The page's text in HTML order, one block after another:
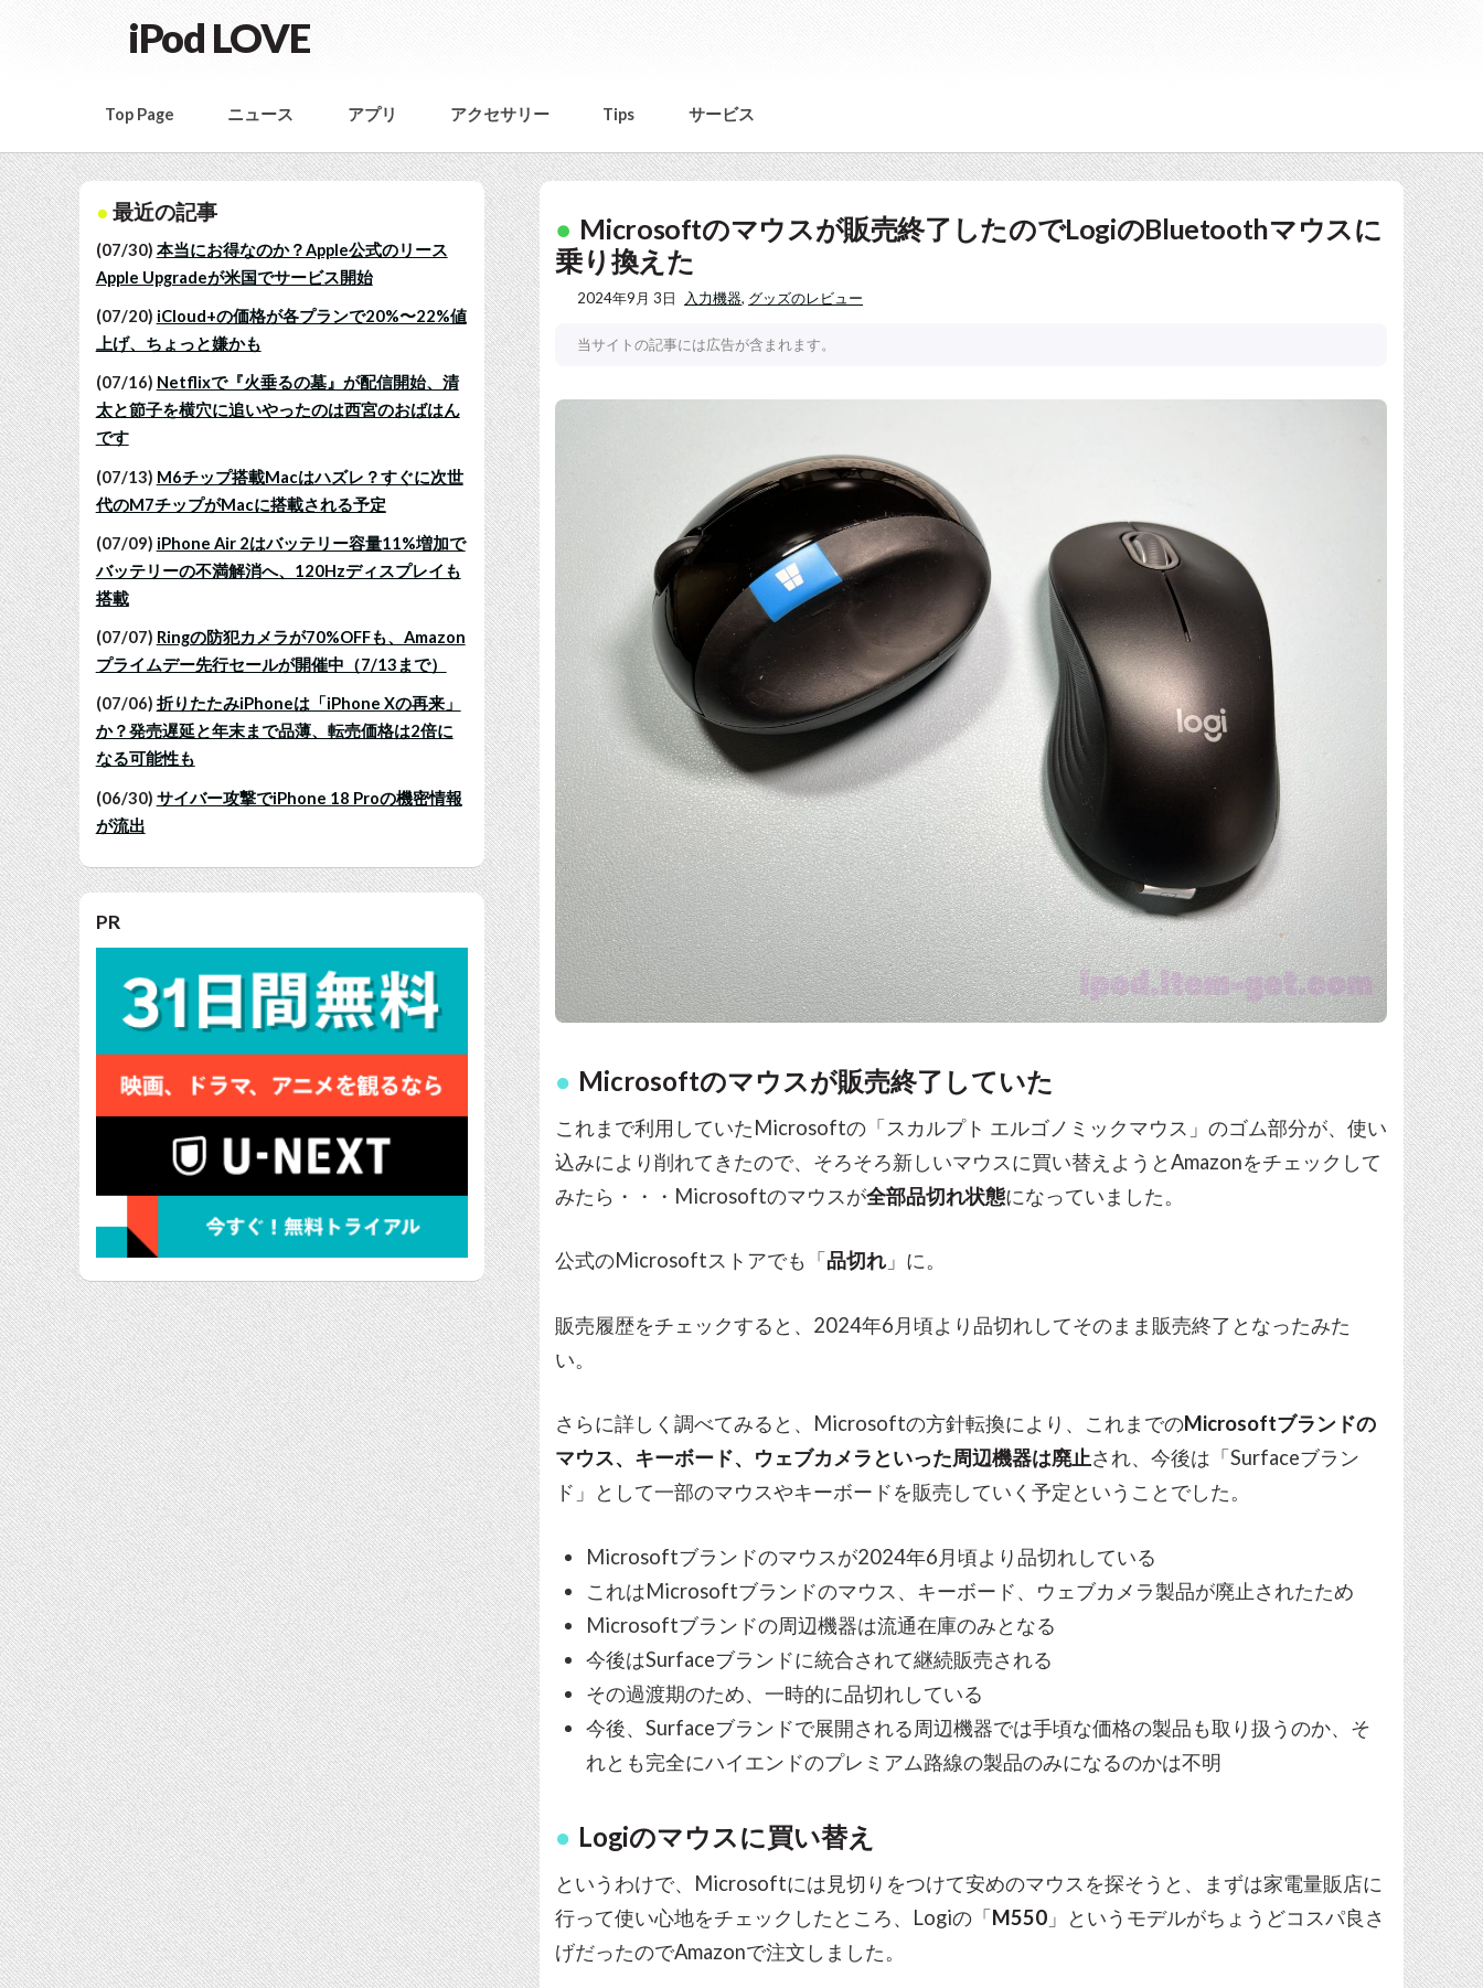
iPod LOVE
Top Page ニュース アプリ アクセサリー Tips サービス
最近の記事
(07/30) 本当にお得なのか？Apple公式のリース
Apple Upgradeが米国でサービス開始
(07/20) iCloud+の価格が各プランで20%〜22%値
上げ、ちょっと嫌かも
(07/16) Netflixで『火垂るの墓』が配信開始、清
太と節子を横穴に追いやったのは西宮のおばはん
です
(07/13) M6チップ搭載Macはハズレ？すぐに次世
代のM7チップがMacに搭載される予定
(07/09) iPhone Air 2はバッテリー容量11%増加で
バッテリーの不満解消へ、120Hzディスプレイも
搭載
(07/07) Ringの防犯カメラが70%OFFも、Amazon
プライムデー先行セールが開催中（7/13まで）
(07/06) 折りたたみiPhoneは「iPhone Xの再来」
か？発売遅延と年末まで品薄、転売価格は2倍に
なる可能性も
(06/30) サイバー攻撃でiPhone 18 Proの機密情報
が流出
PR
Microsoftのマウスが販売終了したのでLogiのBluetoothマウスに
乗り換えた
2024年9月 3日 入力機器, グッズのレビュー
当サイトの記事には広告が含まれます。
Microsoftのマウスが販売終了していた
これまで利用していたMicrosoftの「スカルプト エルゴノミックマウス」のゴム部分が、使い
込みにより削れてきたので、そろそろ新しいマウスに買い替えようとAmazonをチェックして
みたら・・・Microsoftのマウスが全部品切れ状態になっていました。
公式のMicrosoftストアでも「品切れ 」に。
販売履歴をチェックすると、2024年6月頃より品切れしてそのまま販売終了となったみた
い。
さらに詳しく調べてみると、Microsoftの方針転換により、これまでのMicrosoftブランドの
マウス、キーボード、ウェブカメラといった周辺機器は廃止され、今後は「Surfaceブラン
ド」として一部のマウスやキーボードを販売していく予定ということでした。
Microsoftブランドのマウスが2024年6月頃より品切れしている
これはMicrosoftブランドのマウス、キーボード、ウェブカメラ製品が廃止されたため
Microsoftブランドの周辺機器は流通在庫のみとなる
今後はSurfaceブランドに統合されて継続販売される
その過渡期のため、一時的に品切れしている
今後、Surfaceブランドで展開される周辺機器では手頃な価格の製品も取り扱うのか、そ
れとも完全にハイエンドのプレミアム路線の製品のみになるのかは不明
Logiのマウスに買い替え
というわけで、Microsoftには見切りをつけて安めのマウスを探そうと、まずは家電量販店に
行って使い心地をチェックしたところ、Logiの「M550 」というモデルがちょうどコスパ良さ
げだったのでAmazonで注文しました。